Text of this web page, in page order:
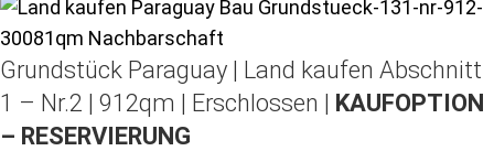
Grundstück Paraguay | Land kaufen Abschnitt
1 – Nr.2 | 912qm | Erschlossen | KAUFOPTION
– RESERVIERUNG